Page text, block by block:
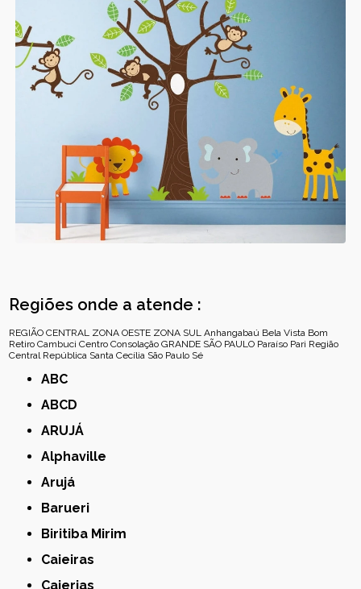
Regiões onde a atende :
REGIÃO CENTRAL ZONA OESTE ZONA SUL Anhangabaú Bela Vista Bom
Retiro Cambuci Centro Consolação GRANDE SÃO PAULO Paraíso Pari Região
Central República Santa Cecília São Paulo Sé
ABC
ABCD
ARUJÁ
Alphaville
Arujá
Barueri
Biritiba Mirim
Caieiras
Caierias